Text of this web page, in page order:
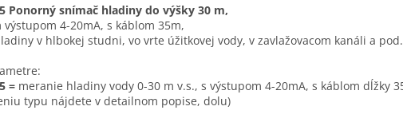
Ponorný snímač hladiny do výšky 30 m,
výstupom 4-20mA, s káblom 35m,
v hlbokej studni, vo vrte úžitkovej vody, v zavlažovacom kanáli a
= meranie hladiny vody 0-30 m v.s., s výstupom 4-20mA, s káblom dĺžky
typu nájdete v detailnom popise, dolu)